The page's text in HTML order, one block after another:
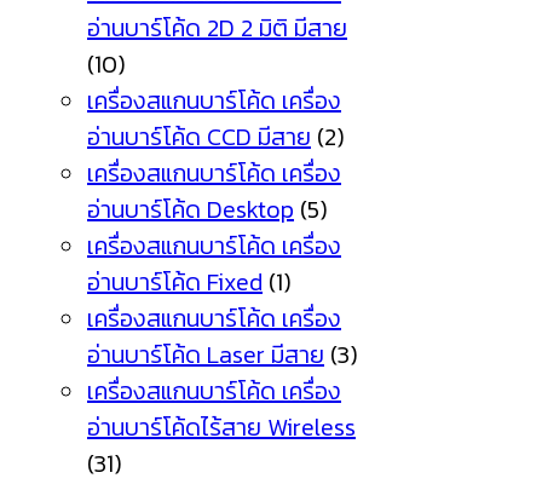
อ่านบาร์โค้ด 2D 2 มิติ มีสาย
(10)
เครื่องสแกนบาร์โค้ด เครื่อง
อ่านบาร์โค้ด CCD มีสาย (2)
เครื่องสแกนบาร์โค้ด เครื่อง
อ่านบาร์โค้ด Desktop (5)
เครื่องสแกนบาร์โค้ด เครื่อง
อ่านบาร์โค้ด Fixed (1)
เครื่องสแกนบาร์โค้ด เครื่อง
อ่านบาร์โค้ด Laser มีสาย (3)
เครื่องสแกนบาร์โค้ด เครื่อง
อ่านบาร์โค้ดไร้สาย Wireless
(31)